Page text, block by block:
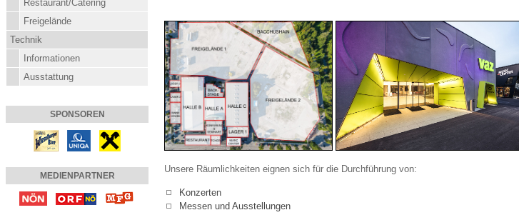
Restaurant/Catering
Freigelände
Technik
Informationen
Ausstattung
SPONSOREN
MEDIENPARTNER
Unsere Räumlichkeiten eignen sich für die Durchführung von:
Konzerten
Messen und Ausstellungen